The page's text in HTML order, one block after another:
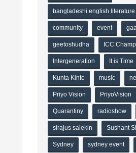
bangladeshi english literature
community event
geetoshudha ICC
Intergeneration It is Time
Kunta Kinte music
Priyo Vision PriyoVision
Quarantiny radioshow
sirajus salekin Sushant
Sydney sydney event